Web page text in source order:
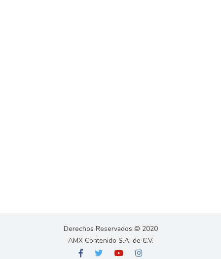
Derechos Reservados © 2020
AMX Contenido S.A. de C.V.